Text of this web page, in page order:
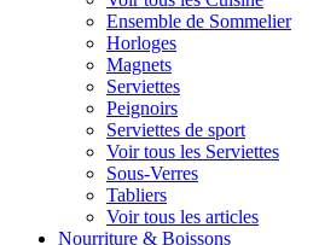
Ensemble de Sommelier
Horloges
Magnets
Serviettes
Peignoirs
Serviettes de sport
Voir tous les Serviettes
Sous-Verres
Tabliers
Voir tous les articles
Nourriture & Boissons